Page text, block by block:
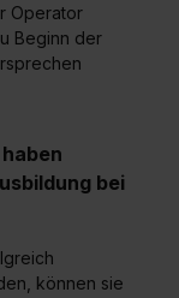
Operator
Beginn der
bei
können sie